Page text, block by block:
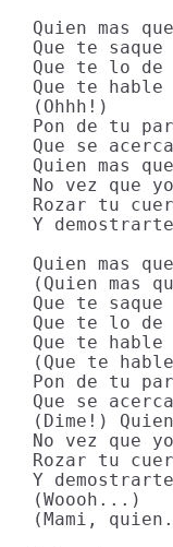
Quien mas
Que te
Que te lo de
Que te hable
(Ohhh!)
Pon de tu
Que se
Quien mas
No vez que
Rozar tu
Y
Quien mas
(Quien mas
Que te
Que te lo de
Que te hable
(Que te
Pon de tu
Que se
(Dime!)
No vez que
Rozar tu
Y
(Woooh...)
(Mami,